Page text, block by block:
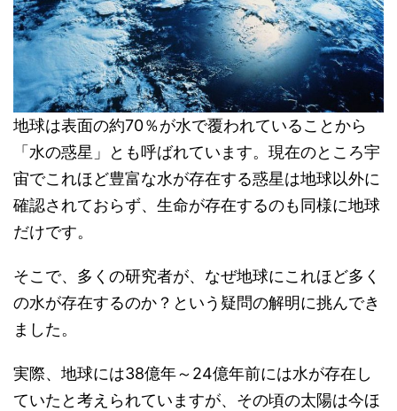
地球は表面の約70％が水で覆われていることから
「水の惑星」とも呼ばれています。現在のところ宇
宙でこれほど豊富な水が存在する惑星は地球以外に
確認されておらず、生命が存在するのも同様に地球
だけです。
そこで、多くの研究者が、なぜ地球にこれほど多く
の水が存在するのか？という疑問の解明に挑んでき
ました。
実際、地球には38億年～24億年前には水が存在し
ていたと考えられていますが、その頃の太陽は今ほ